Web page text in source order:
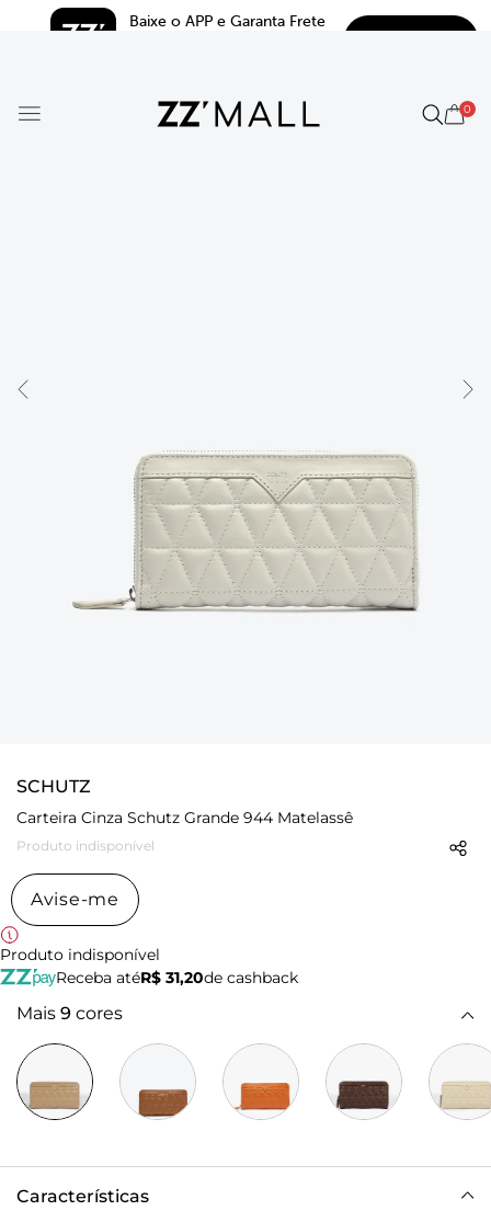
Baixe o APP e Garanta Frete
0
SCHUTZ
Carteira Cinza Schutz Grande 944 Matelassê
Produto indisponível
Avise-me
Produto indisponível
Receba atéR$ 31,20de cashback
Mais 9 cores
Características